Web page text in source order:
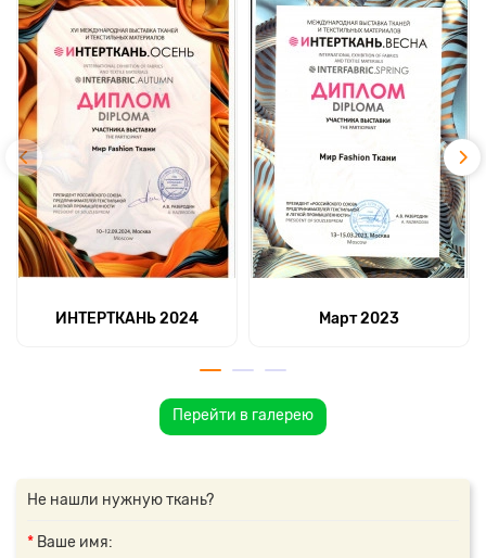
ИНТЕРТКАНЬ 2024 Март 2023
Перейти в галерею
Не нашли нужную ткань?
Ваше имя: